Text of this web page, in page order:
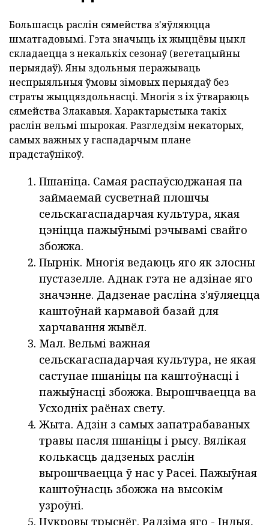
Большасць раслін сямейства з'яўляюцца
шматгадовымі. Гэта значыць іх жыццёвы цыкл
складаецца з некалькіх сезонаў (вегетацыйны
перыядаў). Яны здольныя перажываць
неспрыяльныя ўмовы зімовых перыядаў без
страты жыццяздольнасці. Многія з іх ўтвараюць
сямейства Злакавыя. Характарыстыка такіх
раслін вельмі шырокая. Разгледзім некаторых,
самых важных у гаспадарчым плане
прадстаўнікоў.
Пшаніца. Самая распаўсюджаная па
займаемай сусветнай плошчы
сельскагаспадарчая культура, якая
цэніцца пажыўнымі рэчывамі свайго
збожжа.
Пырнік. Многія ведаюць яго як злосны
пустазелле. Аднак гэта не адзінае яго
значэнне. Дадзенае расліна з'яўляецца
каштоўнай кармавой базай для
харчавання жывёл.
Мал. Вельмі важная
сельскагаспадарчая культура, не якая
саступае пшаніцы па каштоўнасці і
пажыўнасці збожжа. Вырошчваецца ва
Усходніх раёнах свету.
Жыта. Адзін з самых запатрабаваных
травы пасля пшаніцы і рысу. Вялікая
колькасць дадзеных раслін
вырошчваецца ў нас у Расеі. Пажыўная
каштоўнасць збожжа на высокім
узроўні.
Цукровы трыснёг. Радзіма яго - Індыя,